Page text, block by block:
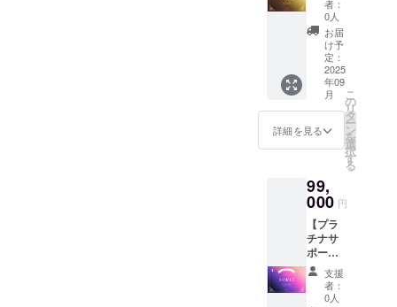
M・L、
レ
ディー
スM・L
が不要
の方は
こちら
のライ
トプラ
ンから
ご支援
くださ
い。 住
要にな
り、 お
値段も
気持ち
ばかり
お安く
させて
いただ
いてお
メッ
セージ■
■デジタ
ル支援
証明書
(ゴール
ド)■ ■オ
リジナ
ルAIデ
ザイン
アクリ
ホル
ダー(1
個)■ ■オ
リジナ
ルAIデ
ザインT
シャツ
(1枚)■ ■
公式サ
者：
0人
お届
け予
定：
2025
年09
月
詳細を見る
こ
の
リ
タ
ー
ン
を
選
択
す
る
99,
000 円
【プラ
チナサ
ポー
ター／
ライ
ト】 ■
支援
者：
0人